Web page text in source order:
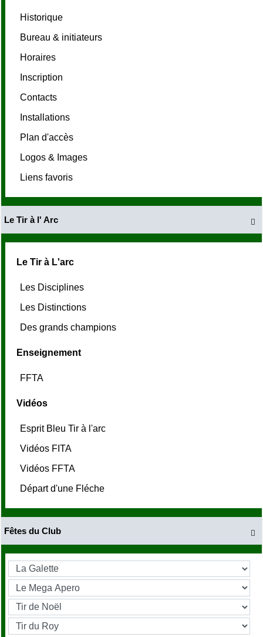
Historique
Bureau & initiateurs
Horaires
Inscription
Contacts
Installations
Plan d'accès
Logos & Images
Liens favoris

Le Tir à l' Arc
Le Tir à L'arc
Les Disciplines
Les Distinctions
Des grands champions
Enseignement
FFTA
Vidéos
Esprit Bleu Tir à l'arc
Vidéos FITA
Vidéos FFTA
Départ d'une Fléche

Fêtes du Club